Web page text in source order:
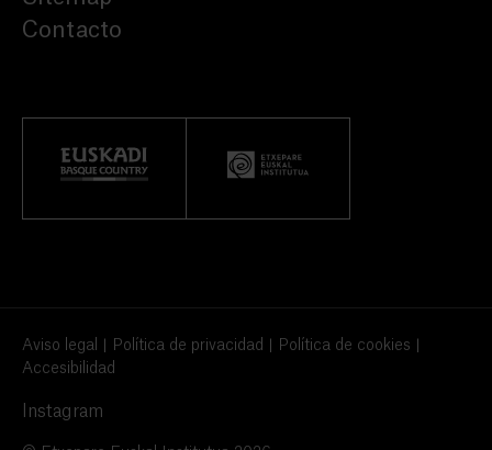
Contacto
Aviso legal Política de privacidad
Política de cookies
Accesibilidad
Instagram